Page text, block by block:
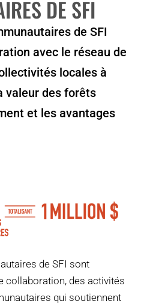
DE SFI
de SFI
avec le réseau de
locales à
valeur des forêts
et les avantages
de SFI sont
collaboration, des activités
qui soutiennent